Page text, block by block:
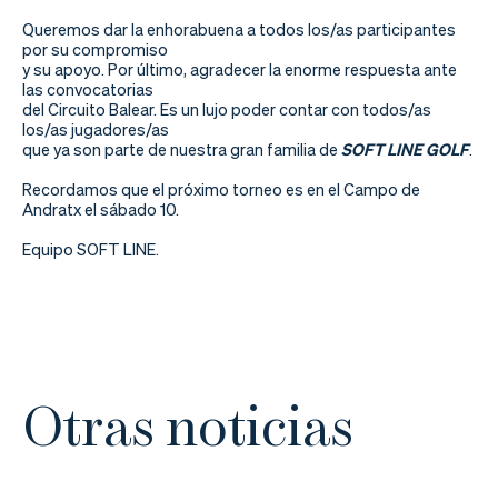
Queremos dar la enhorabuena a todos los/as participantes
por su compromiso
y su apoyo. Por último, agradecer la enorme respuesta ante
las convocatorias
del Circuito Balear. Es un lujo poder contar con todos/as
los/as jugadores/as
que ya son parte de nuestra gran familia de SOFT LINE GOLF.
Recordamos que el próximo torneo es en el Campo de
Andratx el sábado 10.
Equipo SOFT LINE.
Otras noticias